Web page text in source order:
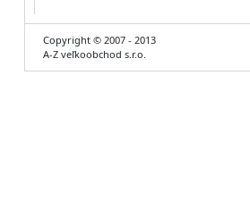
Copyright © 2007 - 2013
A-Z veľkoobchod s.r.o.